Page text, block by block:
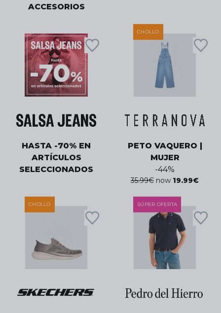
ACCESORIOS
HASTA -70% EN
ARTÍCULOS
SELECCIONADOS
CHOLLO
PETO VAQUERO |
MUJER
-44%
35.99€ now 19.99€
CHOLLO SÚPER OFERTA